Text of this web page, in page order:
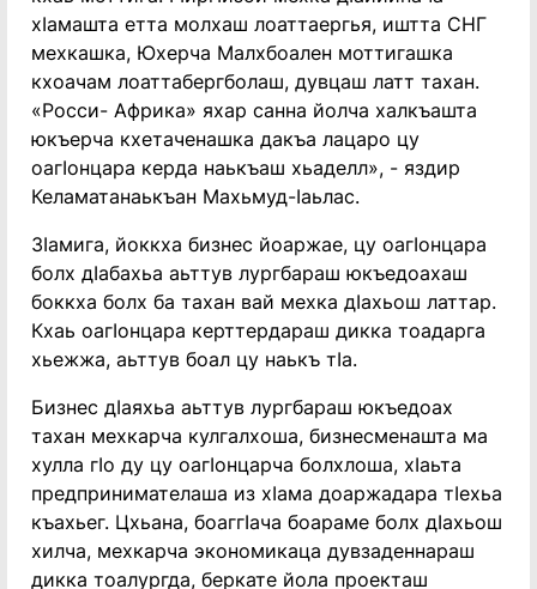
хӀамашта етта молхаш лоаттаергья, иштта СНГ
мехкашка, Юхерча Малхбоален моттигашка
кхоачам лоаттабергболаш, дувцаш латт тахан.
«Росси- Африка» яхар санна йолча халкъашта
юкъерча кхетаченашка дакъа лацаро цу
оагӀонцара керда наькъаш хьаделл», - яздир
Келаматанаькъан Махьмуд-Ӏаьлас.
ЗӀамига, йоккха бизнес йоаржае, цу оагӀонцара
болх дӀабахьа аьттув лургбараш юкъедоахаш
боккха болх ба тахан вай мехка дӀахьош латтар.
Кхаь оагӀонцара керттердараш дикка тоадарга
хьежжа, аьттув боал цу наькъ тӀа.
Бизнес дӀаяхьа аьттув лургбараш юкъедоах
тахан мехкарча кулгалхоша, бизнесменашта ма
хулла гӀо ду цу оагӀонцарча болхлоша, хӀаьта
предпринимателаша из хӀама доаржадара тӀехьа
къахьег. Цхьана, боаггӀача боараме болх дӀахьош
хилча, мехкарча экономикаца дувзаденнараш
дикка тоалургда, беркате йола проекташ